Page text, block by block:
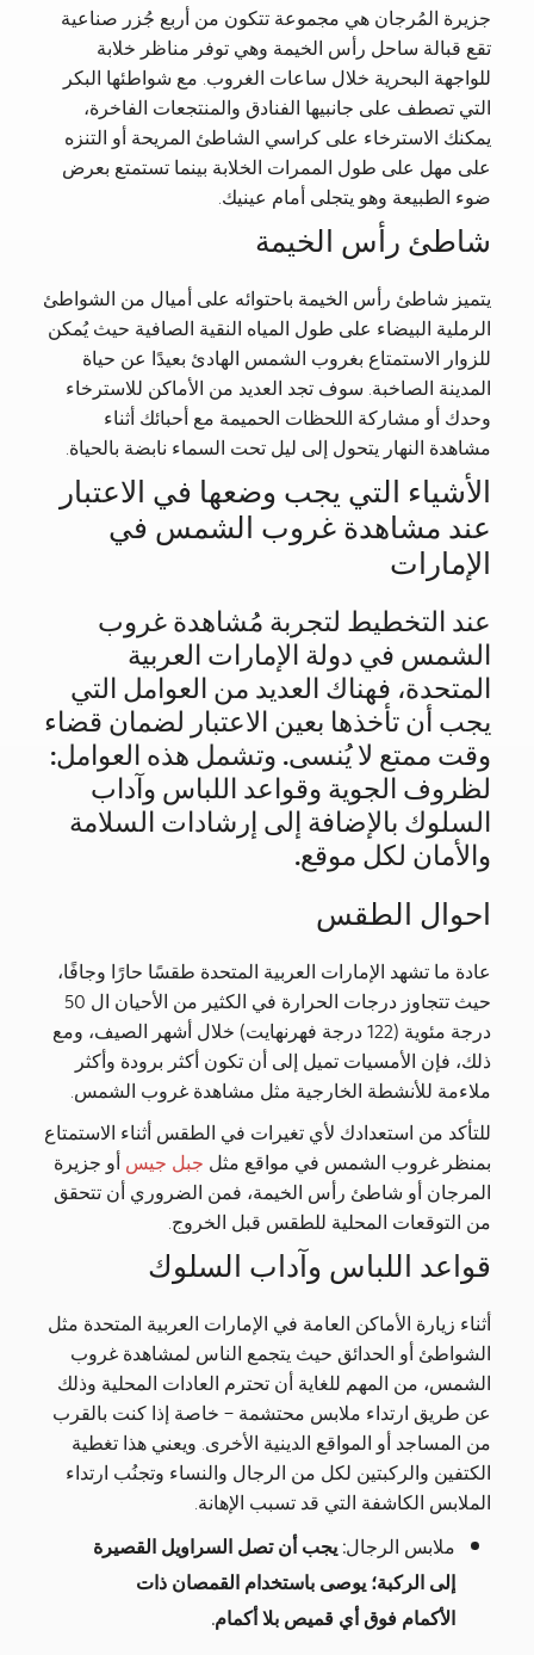
جزيرة المُرجان هي مجموعة تتكون من أربع جُزر صناعية
تقع قبالة ساحل رأس الخيمة وهي توفر مناظر خلابة
للواجهة البحرية خلال ساعات الغروب. مع شواطئها البكر
التي تصطف على جانبيها الفنادق والمنتجعات الفاخرة،
يمكنك الاسترخاء على كراسي الشاطئ المريحة أو التنزه
على مهل على طول الممرات الخلابة بينما تستمتع بعرض
ضوء الطبيعة وهو يتجلى أمام عينيك.
شاطئ رأس الخيمة
يتميز شاطئ رأس الخيمة باحتوائه على أميال من الشواطئ
الرملية البيضاء على طول المياه النقية الصافية حيث يُمكن
للزوار الاستمتاع بغروب الشمس الهادئ بعيدًا عن حياة
المدينة الصاخبة. سوف تجد العديد من الأماكن للاسترخاء
وحدك أو مشاركة اللحظات الحميمة مع أحبائك أثناء
مشاهدة النهار يتحول إلى ليل تحت السماء نابضة بالحياة.
الأشياء التي يجب وضعها في الاعتبار
عند مشاهدة غروب الشمس في
الإمارات
عند التخطيط لتجربة مُشاهدة غروب
الشمس في دولة الإمارات العربية
المتحدة، فهناك العديد من العوامل التي
يجب أن تأخذها بعين الاعتبار لضمان قضاء
وقت ممتع لا يُنسى. وتشمل هذه العوامل:
لظروف الجوية وقواعد اللباس وآداب
السلوك بالإضافة إلى إرشادات السلامة
والأمان لكل موقع.
احوال الطقس
عادة ما تشهد الإمارات العربية المتحدة طقسًا حارًا وجافًا،
حيث تتجاوز درجات الحرارة في الكثير من الأحيان ال 50
درجة مئوية (122 درجة فهرنهايت) خلال أشهر الصيف، ومع
ذلك، فإن الأمسيات تميل إلى أن تكون أكثر برودة وأكثر
ملاءمة للأنشطة الخارجية مثل مشاهدة غروب الشمس.
للتأكد من استعدادك لأي تغيرات في الطقس أثناء الاستمتاع
بمنظر غروب الشمس في مواقع مثلجبل جيسأو جزيرة
المرجان أو شاطئ رأس الخيمة، فمن الضروري أن تتحقق
من التوقعات المحلية للطقس قبل الخروج.
قواعد اللباس وآداب السلوك
أثناء زيارة الأماكن العامة في الإمارات العربية المتحدة مثل
الشواطئ أو الحدائق حيث يتجمع الناس لمشاهدة غروب
الشمس، من المهم للغاية أن تحترم العادات المحلية وذلك
عن طريق ارتداء ملابس محتشمة – خاصة إذا كنت بالقرب
من المساجد أو المواقع الدينية الأخرى. ويعني هذا تغطية
الكتفين والركبتين لكل من الرجال والنساء وتجنُب ارتداء
الملابس الكاشفة التي قد تسبب الإهانة.
ملابس الرجال: يجب أن تصل السراويل القصيرة
إلى الركبة؛ يوصى باستخدام القمصان ذات
الأكمام فوق أي قميص بلا أكمام.